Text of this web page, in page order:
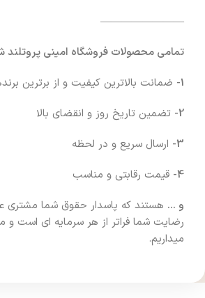
————————
تمامی محصولات فروشگاه امینی پروتلند
1- ضمانت بالاترین کیفیت و از برترین
2- تضمین تاریخ روز و انقضای بالا
3- ارسال سریع و در لحظه
4- قیمت رقابتی و مناسب
و … هستند که پاسدار حقوق شما مشتری
رضایت شما فراتر از هر سرمایه ای است و
میداریم.